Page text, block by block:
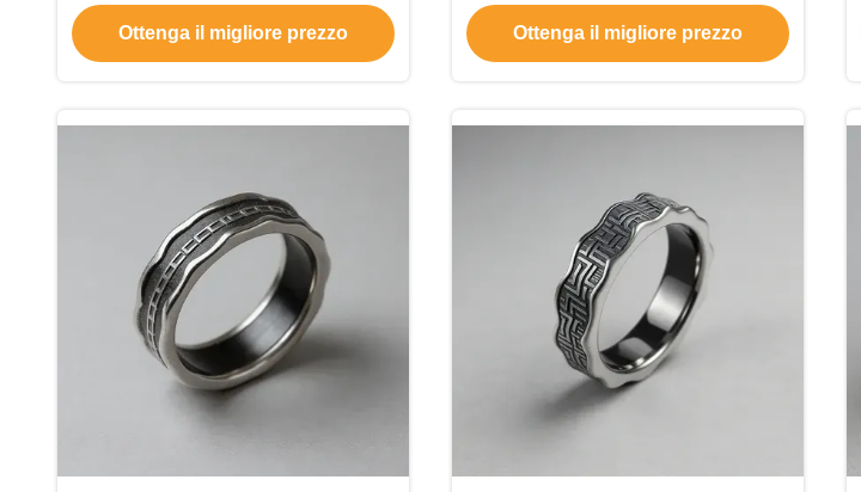
nuziale, anello in acciaio
inossidabile pressofuso, fede
nuziale da uomo
Ottenga il migliore prezzo
Mold Ring Anelli in acciaio
inossidabile per uomini
Ottenga il migliore prezzo